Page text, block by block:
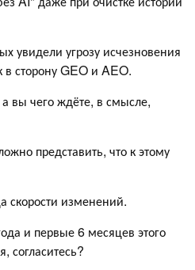
увидели угрозу исчезновения
сторону GEO и AEO.
вы чего ждёте, в смысле,
представить, что к этому
скорости изменений.
и первые 6 месяцев этого
согласитесь?